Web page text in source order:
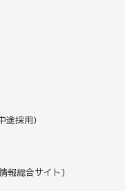
採用）
報総合サイト）